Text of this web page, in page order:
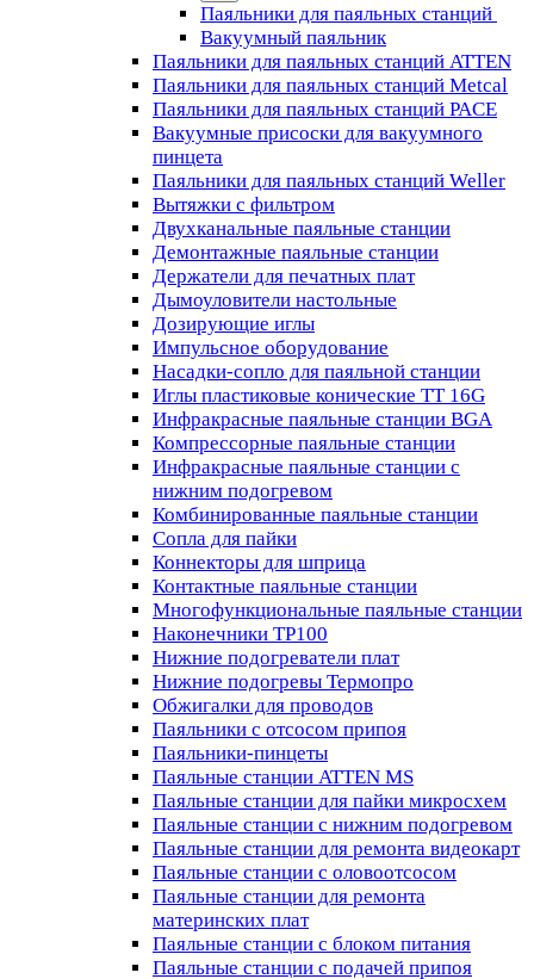
Паяльники для паяльных станций
Вакуумный паяльник
Паяльники для паяльных станций ATTEN
Паяльники для паяльных станций Metcal
Паяльники для паяльных станций PACE
Вакуумные присоски для вакуумного
пинцета
Паяльники для паяльных станций Weller
Вытяжки с фильтром
Двухканальные паяльные станции
Демонтажные паяльные станции
Держатели для печатных плат
Дымоуловители настольные
Дозирующие иглы
Импульсное оборудование
Насадки-сопло для паяльной станции
Иглы пластиковые конические TT 16G
Инфракрасные паяльные станции BGA
Компрессорные паяльные станции
Инфракрасные паяльные станции с
нижним подогревом
Комбинированные паяльные станции
Сопла для пайки
Коннекторы для шприца
Контактные паяльные станции
Многофункциональные паяльные станции
Наконечники TP100
Нижние подогреватели плат
Нижние подогревы Термопро
Обжигалки для проводов
Паяльники с отсосом припоя
Паяльники-пинцеты
Паяльные станции ATTEN MS
Паяльные станции для пайки микросхем
Паяльные станции с нижним подогревом
Паяльные станции для ремонта видеокарт
Паяльные станции с оловоотсосом
Паяльные станции для ремонта
материнских плат
Паяльные станции с блоком питания
Паяльные станции с подачей припоя